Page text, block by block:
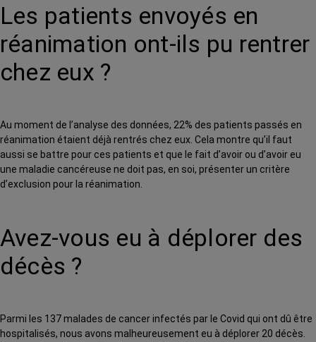
Les patients envoyés en
réanimation ont-ils pu rentrer
chez eux ?
Au moment de l’analyse des données, 22% des patients passés en
réanimation étaient déjà rentrés chez eux. Cela montre qu’il faut
aussi se battre pour ces patients et que le fait d’avoir ou d’avoir eu
une maladie cancéreuse ne doit pas, en soi, présenter un critère
d’exclusion pour la réanimation.
Avez-vous eu à déplorer des
décès ?
Parmi les 137 malades de cancer infectés par le Covid qui ont dû être
hospitalisés, nous avons malheureusement eu à déplorer 20 décès.